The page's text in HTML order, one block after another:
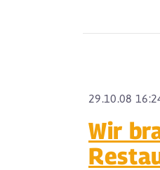
29.10.08
Wir